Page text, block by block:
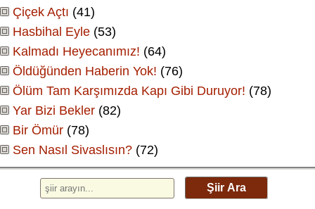
Çiçek Açtı (41)
Hasbihal Eyle (53)
Kalmadı Heyecanımız! (64)
Öldüğünden Haberin Yok! (76)
Ölüm Tam Karşımızda Kapı Gibi Duruyor! (78)
Yar Bizi Bekler (82)
Bir Ömür (78)
Sen Nasıl Sivaslısın? (72)
Şiir Ara